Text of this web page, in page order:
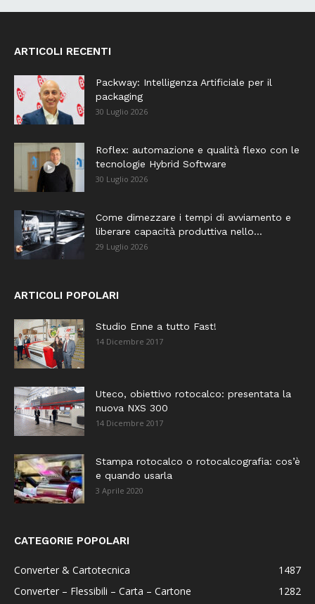
ARTICOLI RECENTI
Packway: Intelligenza Artificiale per il
packaging
30 Luglio 2026
Roflex: automazione e qualità flexo con le
tecnologie Hybrid Software
30 Luglio 2026
Come dimezzare i tempi di avviamento e
liberare capacità produttiva nello...
29 Luglio 2026
ARTICOLI POPOLARI
Studio Enne a tutto Fast!
14 Dicembre 2017
Uteco, obiettivo rotocalco: presentata la
nuova NXS 300
14 Dicembre 2017
Stampa rotocalco o rotocalcografia: cos’è
e quando usarla
3 Aprile 2020
CATEGORIE POPOLARI
Converter & Cartotecnica
1487
Converter – Flessibili – Carta – Cartone
1282